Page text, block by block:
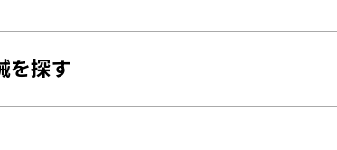
を探す